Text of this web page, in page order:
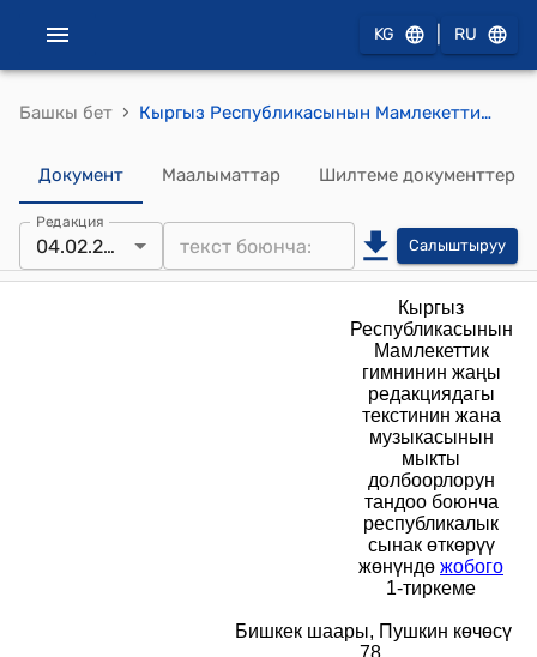
KG RU
Башкы бет › Кыргыз Республикасынын Мамлекеттик гимнинин жаңы редакциядагы текстинин жана музыкасынын мыкты долбоорлорун тандоо боюнча республикалык сынак өткөрүү жөнүндө жобого (Кыргыз Республикасынын Министрлер Кабинетинин 2025-жылдын 4-февралындагы № 58-т тескемеси менен бекитилди) тиркемелер
Документ Маалыматтар Шилтеме документтер
Редакция
04.02.2025 Салыштыруу